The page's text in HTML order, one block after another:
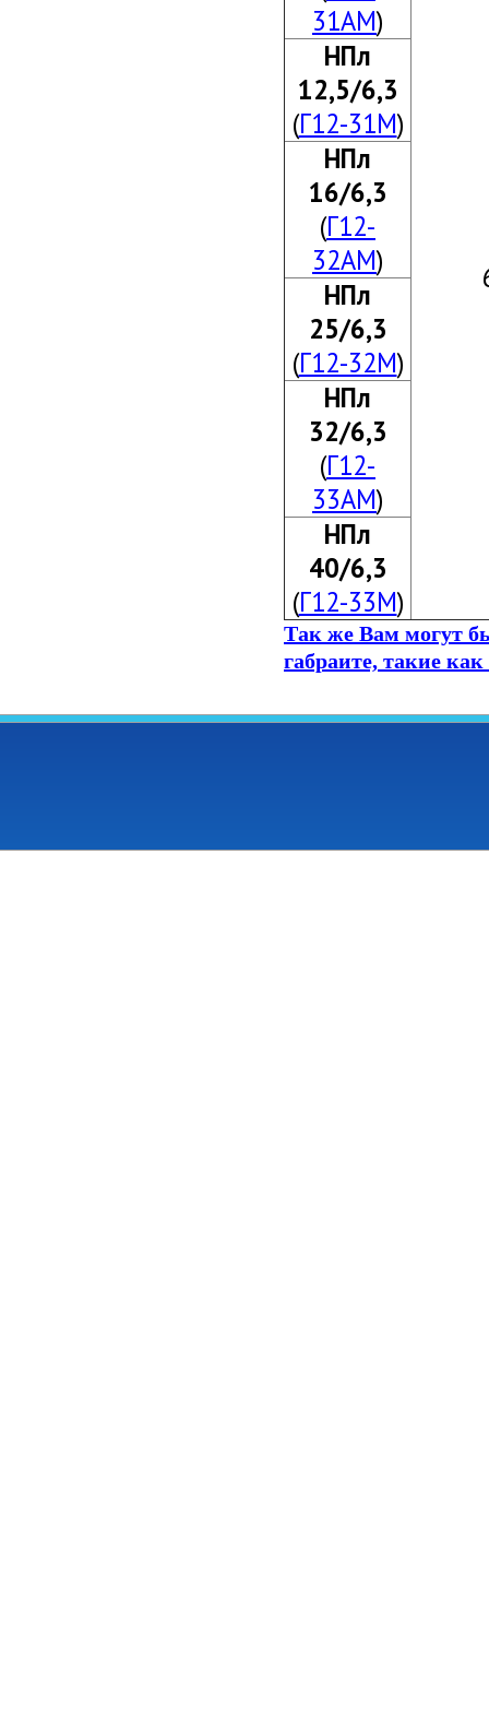
31АМ)
НПл
12,5/6,3
(Г12-31М)
НПл
16/6,3
(Г12-
32АМ)
НПл
25/6,3
(Г12-32М)
НПл
32/6,3
(Г12-
33АМ)
НПл
40/6,3
(Г12-33М)
Так же Вам могут
габраите, такие